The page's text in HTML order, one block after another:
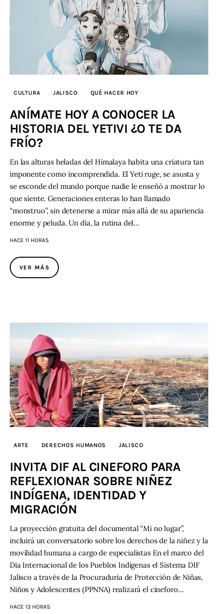
CULTURA JALISCO QUÉ HACER HOY
ANÍMATE HOY A CONOCER LA
HISTORIA DEL YETIVI ¿O TE DA
FRÍO?
En las alturas heladas del Himalaya habita una criatura tan
imponente como incomprendida. El Yeti ruge, se asusta y
se esconde del mundo porque nadie le enseñó a mostrar lo
que siente. Generaciones enteras lo han llamado
“monstruo”, sin detenerse a mirar más allá de su apariencia
enorme y peluda. Un día, la rutina del…
HACE 11 HORAS
VER MÁS
ARTE DERECHOS HUMANOS JALISCO
INVITA DIF AL CINEFORO PARA
REFLEXIONAR SOBRE NIÑEZ
INDÍGENA, IDENTIDAD Y
MIGRACIÓN
La proyección gratuita del documental “Mi no lugar”,
incluirá un conversatorio sobre los derechos de la niñez y la
movilidad humana a cargo de especialistas En el marco del
Día Internacional de los Pueblos Indígenas el Sistema DIF
Jalisco a través de la Procuraduría de Protección de Niñas,
Niños y Adolescentes (PPNNA) realizará el cineforo…
HACE 13 HORAS